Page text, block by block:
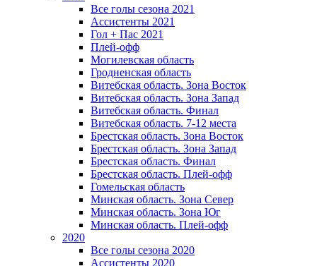
Все голы сезона 2021
Ассистенты 2021
Гол + Пас 2021
Плей-офф
Могилевская область
Гродненская область
Витебская область. Зона Восток
Витебская область. Зона Запад
Витебская область. Финал
Витебская область. 7-12 места
Брестская область. Зона Восток
Брестская область. Зона Запад
Брестская область. Финал
Брестская область. Плей-офф
Гомельская область
Минская область. Зона Север
Минская область. Зона Юг
Минская область. Плей-офф
2020
Все голы сезона 2020
Ассистенты 2020